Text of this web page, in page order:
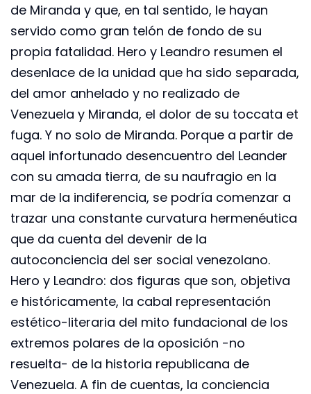
de Miranda y que, en tal sentido, le hayan
servido como gran telón de fondo de su
propia fatalidad. Hero y Leandro resumen el
desenlace de la unidad que ha sido separada,
del amor anhelado y no realizado de
Venezuela y Miranda, el dolor de su toccata et
fuga. Y no solo de Miranda. Porque a partir de
aquel infortunado desencuentro del Leander
con su amada tierra, de su naufragio en la
mar de la indiferencia, se podría comenzar a
trazar una constante curvatura hermenéutica
que da cuenta del devenir de la
autoconciencia del ser social venezolano.
Hero y Leandro: dos figuras que son, objetiva
e históricamente, la cabal representación
estético-literaria del mito fundacional de los
extremos polares de la oposición -no
resuelta- de la historia republicana de
Venezuela. A fin de cuentas, la conciencia